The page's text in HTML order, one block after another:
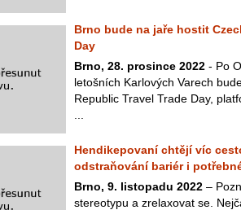
Brno bude na jaře hostit
Day
Brno, 28. prosince 2022 - Po
letošních Karlových Varech
Republic Travel Trade Day,
Hendikepovaní chtějí víc
odstraňování bariér i
Brno, 9. listopadu 2022 –
stereotypu a zrelaxovat se.